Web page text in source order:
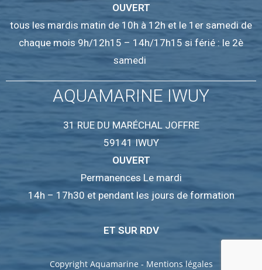
OUVERT
tous les mardis matin de 10h à 12h et le 1er samedi de
chaque mois 9h/12h15 – 14h/17h15 si férié : le 2è
samedi
AQUAMARINE IWUY
31 RUE DU MARÉCHAL JOFFRE
59141 IWUY
OUVERT
Permanences Le mardi
14h – 17h30 et pendant les jours de formation
ET SUR RDV
Copyright Aquamarine - Mentions légales